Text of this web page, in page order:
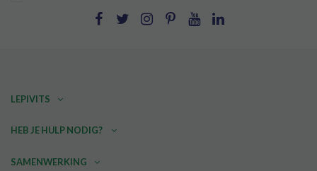
LEPIVITS
HEB JE HULP NODIG?
SAMENWERKING